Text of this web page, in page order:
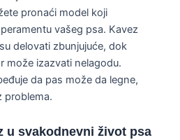
pronaći model koji
vašeg psa. Kavez
delovati zbunjujuće, dok
može izazvati nelagodu.
da pas može da legne,
problema.
u svakodnevni život psa